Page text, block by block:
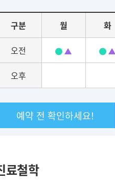
구분 월 화
오전
오후
예약 전 확인하세요!
료철학